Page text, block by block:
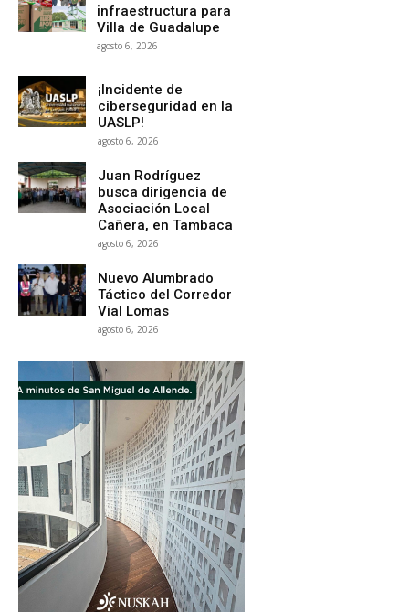
infraestructura para
Villa de Guadalupe
agosto 6, 2026
¡Incidente de
ciberseguridad en la
UASLP!
agosto 6, 2026
Juan Rodríguez
busca dirigencia de
Asociación Local
Cañera, en Tambaca
agosto 6, 2026
Nuevo Alumbrado
Táctico del Corredor
Vial Lomas
agosto 6, 2026